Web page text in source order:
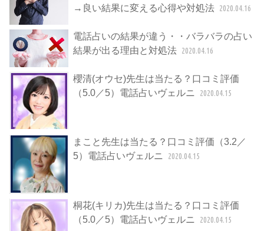
→良い結果に変える心得や対処法 2020.04.16
電話占いの結果が違う・・バラバラの占い
結果が出る理由と対処法 2020.04.16
櫻清(オウセ)先生は当たる？口コミ評価
（5.0／5）電話占いヴェルニ
2020.04.15
まこと先生は当たる？口コミ評価（3.2／
5）電話占いヴェルニ
2020.04.15
桐花(キリカ)先生は当たる？口コミ評価
（5.0／5）電話占いヴェルニ
2020.04.15